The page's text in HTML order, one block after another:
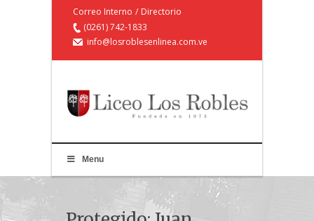
Correo Interno / Directorio
(0261) 742-1833
info@losroblesenlinea.com.ve
Menu